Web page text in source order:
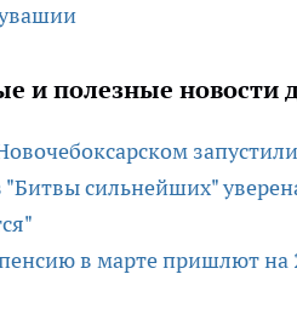
и полезные новости
сильнейших"
в марте пришлют